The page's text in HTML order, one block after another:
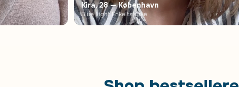
Kira, 28 — København
Blue Light Enkeltstyrke